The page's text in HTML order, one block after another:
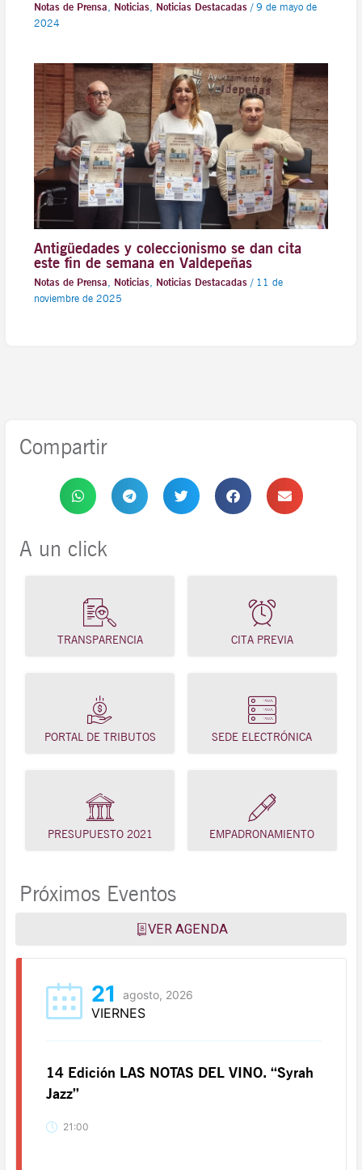
Notas de Prensa, Noticias, Noticias Destacadas/ 9 de mayo de
2024
Antigüedades y coleccionismo se dan cita
este fin de semana en Valdepeñas
Notas de Prensa, Noticias, Noticias Destacadas/ 11 de
noviembre de 2025
Compartir
A un click
TRANSPARENCIA CITA PREVIA
PORTAL DE TRIBUTOS SEDE ELECTRÓNICA
PRESUPUESTO 2021 EMPADRONAMIENTO
Próximos Eventos
VER AGENDA
21 agosto, 2026
VIERNES
14 Edición LAS NOTAS DEL VINO. “Syrah
Jazz”
21:00